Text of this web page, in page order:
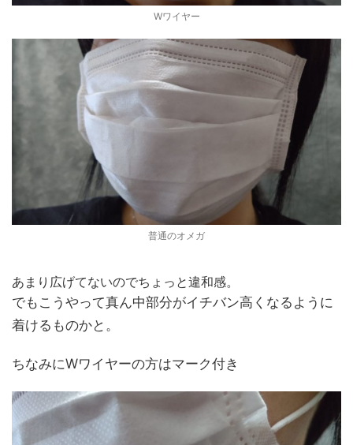
Wワイヤー
普通のオメガ
あまり広げてないのでちょっと違和感。
でもこうやって真ん中部分がイチバン高くなるように
着けるものかと。
ちなみにWワイヤーの方はマーク付き